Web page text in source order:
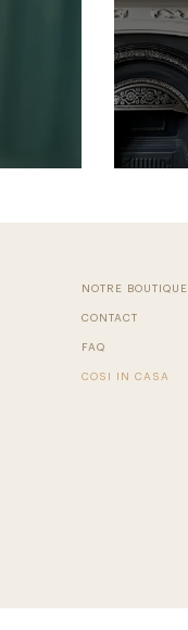
NOTRE BOUTIQUE
CONTACT
FAQ
COSI IN CASA